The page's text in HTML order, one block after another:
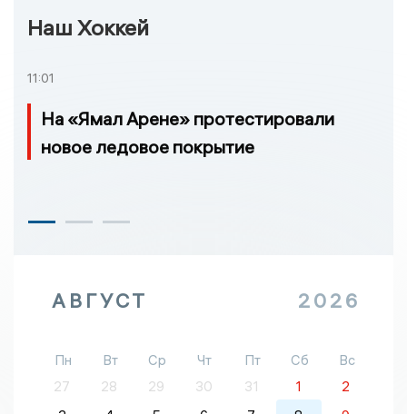
Наш Хоккей
11:01
На «Ямал Арене» протестировали
новое ледовое покрытие
АВГУСТ 2026
Пн Вт Ср Чт Пт Сб
Вс
27
28 29 30 31 1
2